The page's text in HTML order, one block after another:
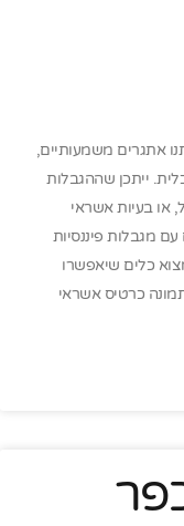
אתגרים משמעותיים,
ייתכן שההגבלות
או בעיות אשראי
מגבלות פיננסיות
כלים שיאפשרו
כרטיס אשראי